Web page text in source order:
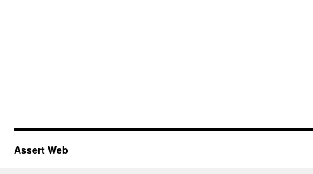
Assert Web